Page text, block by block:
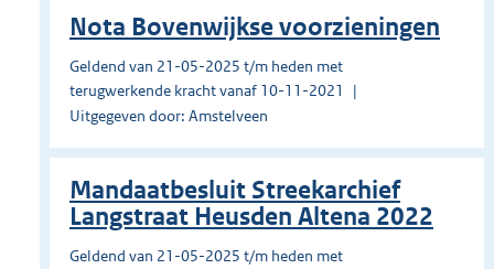
Nota Bovenwijkse voorzieningen
Geldend van 21-05-2025 t/m heden met
terugwerkende kracht vanaf 10-11-2021
Uitgegeven door: Amstelveen
Mandaatbesluit Streekarchief
Langstraat Heusden Altena 2022
Geldend van 21-05-2025 t/m heden met